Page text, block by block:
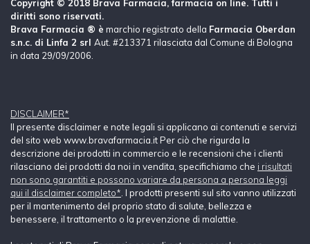
Copyright © 2018 Brava Farmacia, farmacia on line. Tutti i
diritti sono riservati.
Brava Farmacia ® è marchio registrato della Farmacia Oberdan
s.n.c. di Linfa 2 srl Aut. #213371 rilasciata dal Comune di Bologna
in data 29/09/2006.
DISCLAIMER*
Il presente disclaimer e note legali si applicano ai contenuti e servizi
del sito web www.bravafarmacia.it Per ciò che rigurda la
descrizione dei prodotti in commercio e le recensioni che i clienti
rilasciano dei prodotti da noi in vendita, specifichiamo che i risultati
non sono garantiti e possono variare da persona a persona leggi
qui il disclaimer completo* . I prodotti presenti sul sito vanno utilizzati
per il mantenimento del proprio stato di salute, bellezza e
benessere, il trattamento o la prevenzione di malattie.